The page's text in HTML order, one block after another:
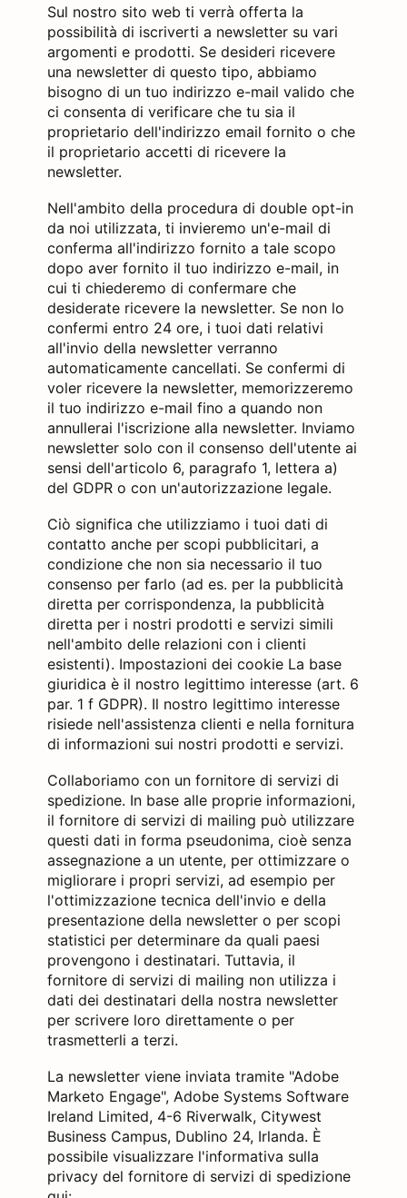
Sul nostro sito web ti verrà offerta la
possibilità di iscriverti a newsletter su vari
argomenti e prodotti. Se desideri ricevere
una newsletter di questo tipo, abbiamo
bisogno di un tuo indirizzo e-mail valido che
ci consenta di verificare che tu sia il
proprietario dell'indirizzo email fornito o che
il proprietario accetti di ricevere la
newsletter.
Nell'ambito della procedura di double opt-in
da noi utilizzata, ti invieremo un'e-mail di
conferma all'indirizzo fornito a tale scopo
dopo aver fornito il tuo indirizzo e-mail, in
cui ti chiederemo di confermare che
desiderate ricevere la newsletter. Se non lo
confermi entro 24 ore, i tuoi dati relativi
all'invio della newsletter verranno
automaticamente cancellati. Se confermi di
voler ricevere la newsletter, memorizzeremo
il tuo indirizzo e-mail fino a quando non
annullerai l'iscrizione alla newsletter. Inviamo
newsletter solo con il consenso dell'utente ai
sensi dell'articolo 6, paragrafo 1, lettera a)
del GDPR o con un'autorizzazione legale.
Ciò significa che utilizziamo i tuoi dati di
contatto anche per scopi pubblicitari, a
condizione che non sia necessario il tuo
consenso per farlo (ad es. per la pubblicità
diretta per corrispondenza, la pubblicità
diretta per i nostri prodotti e servizi simili
nell'ambito delle relazioni con i clienti
esistenti). Impostazioni dei cookie La base
giuridica è il nostro legittimo interesse (art. 6
par. 1 f GDPR). Il nostro legittimo interesse
risiede nell'assistenza clienti e nella fornitura
di informazioni sui nostri prodotti e servizi.
Collaboriamo con un fornitore di servizi di
spedizione. In base alle proprie informazioni,
il fornitore di servizi di mailing può utilizzare
questi dati in forma pseudonima, cioè senza
assegnazione a un utente, per ottimizzare o
migliorare i propri servizi, ad esempio per
l'ottimizzazione tecnica dell'invio e della
presentazione della newsletter o per scopi
statistici per determinare da quali paesi
provengono i destinatari. Tuttavia, il
fornitore di servizi di mailing non utilizza i
dati dei destinatari della nostra newsletter
per scrivere loro direttamente o per
trasmetterli a terzi.
La newsletter viene inviata tramite "Adobe
Marketo Engage", Adobe Systems Software
Ireland Limited, 4-6 Riverwalk, Citywest
Business Campus, Dublino 24, Irlanda. È
possibile visualizzare l'informativa sulla
privacy del fornitore di servizi di spedizione